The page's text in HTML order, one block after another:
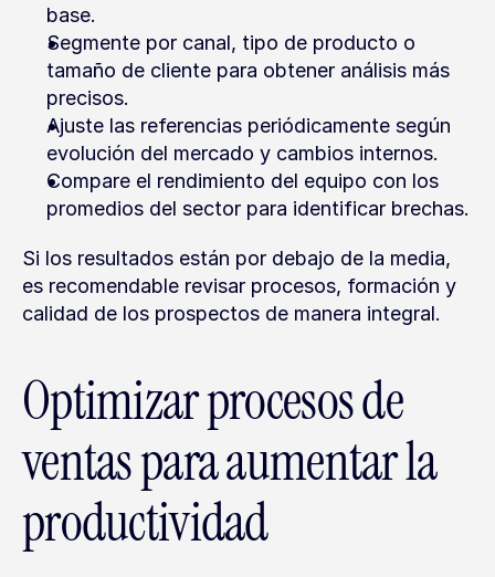
base.
Segmente por canal, tipo de producto o
tamaño de cliente para obtener análisis más
precisos.
Ajuste las referencias periódicamente según
evolución del mercado y cambios internos.
Compare el rendimiento del equipo con los
promedios del sector para identificar brechas.
Si los resultados están por debajo de la media,
es recomendable revisar procesos, formación y
calidad de los prospectos de manera integral.
Optimizar procesos de
ventas para aumentar la
productividad